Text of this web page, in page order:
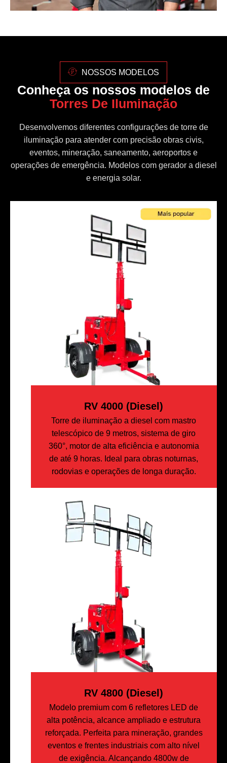
NOSSOS MODELOS
Conheça os nossos modelos de
Torres De Iluminação
Desenvolvemos diferentes configurações de torre de
iluminação para atender com precisão obras civis,
eventos, mineração, saneamento, aeroportos e
operações de emergência. Modelos com gerador a diesel
e energia solar.
RV 4000 (diesel)
Torre de iluminação a diesel com mastro
telescópico de 9 metros, sistema de giro
360°, motor de alta eficiência e autonomia
de até 9 horas. Ideal para obras noturnas,
rodovias e operações de longa duração.
RV 4800 (Diesel)
Modelo premium com 6 refletores LED de
alta potência, alcance ampliado e estrutura
reforçada. Perfeita para mineração, grandes
eventos e frentes industriais com alto nível
de exigência. Alcançando 4800w de